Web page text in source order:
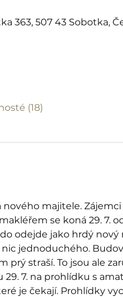
363, 507 43 Sobotka,
(18)
majitele.
se koná 29. 7.
odejde jako hrdý
jednoduchého.
prý straší. To jsou ale
29. 7. na prohlídku s
je čekají. Prohlídky